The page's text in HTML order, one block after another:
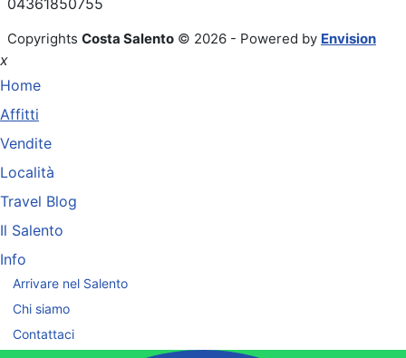
04361850755
Copyrights Costa Salento © 2026 - Powered by Envision
x
Home
Affitti
Vendite
Località
Travel Blog
Il Salento
Info
Arrivare nel Salento
Chi siamo
Contattaci